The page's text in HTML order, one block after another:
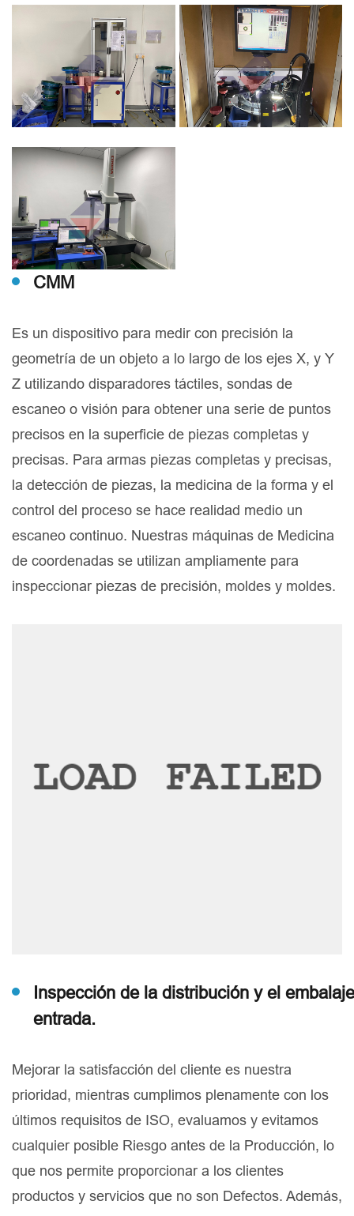
CMM
Es un dispositivo para medir con precisión la
geometría de un objeto a lo largo de los ejes X, y Y
Z utilizando disparadores táctiles, sondas de
escaneo o visión para obtener una serie de puntos
precisos en la superficie de piezas completas y
precisas. Para armas piezas completas y precisas,
la detección de piezas, la medicina de la forma y el
control del proceso se hace realidad medio un
escaneo continuo. Nuestras máquinas de Medicina
de coordenadas se utilizan ampliamente para
inspeccionar piezas de precisión, moldes y moldes.
Inspección de la distribución y el
entrada.
Mejorar la satisfacción del cliente es nuestra
prioridad, mientras cumplimos plenamente con los
últimos requisitos de ISO, evaluamos y evitamos
cualquier posible Riesgo antes de la Producción, lo
que nos permite proporcionar a los clientes
productos y servicios que no son Defectos. Además,